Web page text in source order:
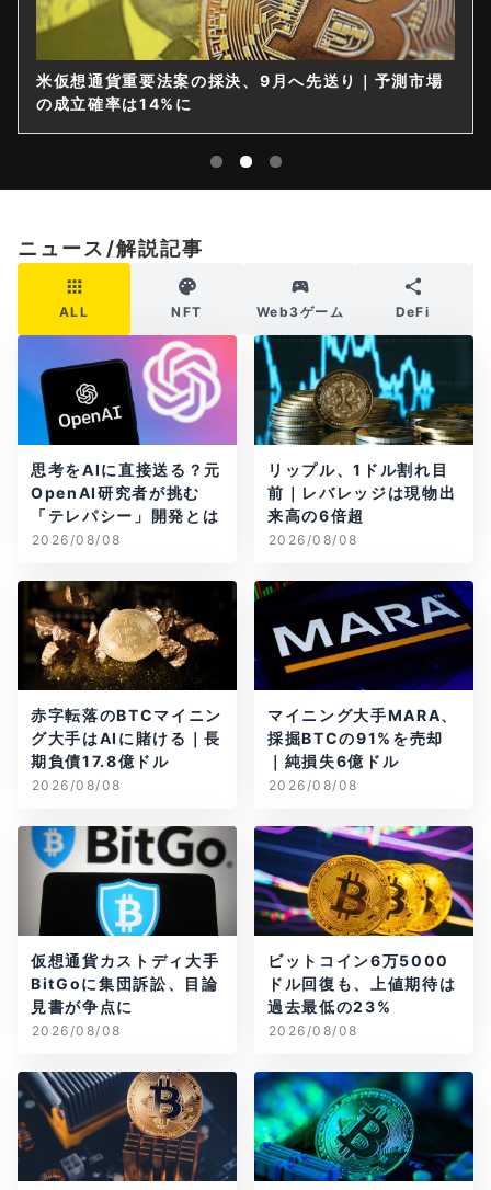
米仮想通貨重要法案の採決、9月へ先送り｜予測市場
の成立確率は14%に
ニュース/解説記事
ALL NFT Web3ゲーム DeFi
思考をAIに直接送る？元
OpenAI研究者が挑む
「テレパシー」開発とは
2026/08/08
リップル、1ドル割れ目
前｜レバレッジは現物出
来高の6倍超
2026/08/08
赤字転落のBTCマイニン
グ大手はAIに賭ける｜長
期負債17.8億ドル
2026/08/08
マイニング大手MARA、
採掘BTCの91%を売却
｜純損失6億ドル
2026/08/08
仮想通貨カストディ大手
BitGoに集団訴訟、目論
見書が争点に
2026/08/08
ビットコイン6万5000
ドル回復も、上値期待は
過去最低の23%
2026/08/08